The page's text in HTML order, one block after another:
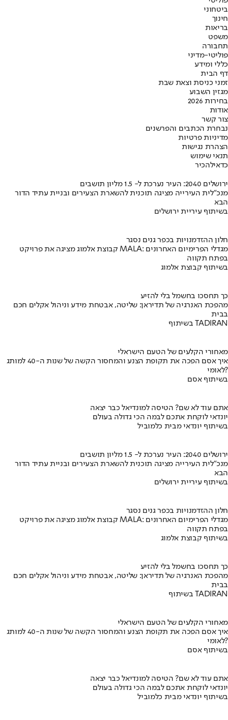
ביטחוני
חינוך
בריאות
משפט
תחבורה
פוליטי-מדיני
כללי ומידע
דף הבית
זמני כניסת וצאת שבת
מגזין השבוע
בחירות 2026
אודות
צור קשר
נבחרת הכתבים והפרשנים
מדיניות פרטיות
הצהרת נגישות
תנאי שימוש
כדאילהכיר
ירושלים 2040: העיר נערכת ל- 1.5 מליון תושבים
מנכ"לית העירייה מציגה תוכנית להשארת הצעירים ובניית עתיד הדור
הבא
בשיתוף עיריית ירושלים
חלון ההזדמנויות בכפר גנים נסגר
קבוצת אלמוג מציגה את פרויקט MALA: מגדלי הפרימיום האחרונים
בפתח תקווה
בשיתוף קבוצת אלמוג
כך תחסכו בחשמל בלי להזיע
מהפכת האנרגיה של תדיראן: שליטה, אבטחת מידע וניהול אקלים חכם
בבית
בשיתוף TADIRAN
מאחורי הקלעים של הטעם הישראלי
איך אסם הפכה את תקופת הצנע והמחסור הקשה של שנות ה-40 למותג
לאומי?
בשיתוף אסם
אתם עוד לא שם? הטיסה למונדיאל כבר יצאה
יונדאי לוקחת אתכם לבמה הכי גדולה בעולם
בשיתוף יונדאי מבית כלמוביל
ירושלים 2040: העיר נערכת ל- 1.5 מליון תושבים
מנכ"לית העירייה מציגה תוכנית להשארת הצעירים ובניית עתיד הדור
הבא
בשיתוף עיריית ירושלים
חלון ההזדמנויות בכפר גנים נסגר
קבוצת אלמוג מציגה את פרויקט MALA: מגדלי הפרימיום האחרונים
בפתח תקווה
בשיתוף קבוצת אלמוג
כך תחסכו בחשמל בלי להזיע
מהפכת האנרגיה של תדיראן: שליטה, אבטחת מידע וניהול אקלים חכם
בבית
בשיתוף TADIRAN
מאחורי הקלעים של הטעם הישראלי
איך אסם הפכה את תקופת הצנע והמחסור הקשה של שנות ה-40 למותג
לאומי?
בשיתוף אסם
אתם עוד לא שם? הטיסה למונדיאל כבר יצאה
יונדאי לוקחת אתכם לבמה הכי גדולה בעולם
בשיתוף יונדאי מבית כלמוביל